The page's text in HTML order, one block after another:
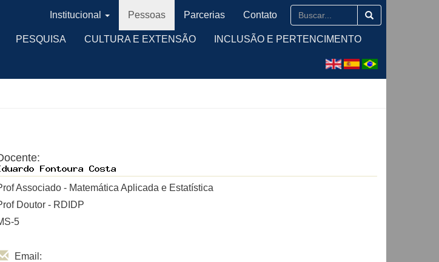
PESQUISA CULTURA E EXTENSÃO INCLUSÃO E PERTENCIMENTO
Institucional Pessoas Parcerias Contato
Associado - Matemática Aplicada e Estatística
Doutor - RDIDP
5
Email: